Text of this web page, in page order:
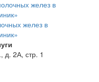
желез в
д. 2А, стр. 1